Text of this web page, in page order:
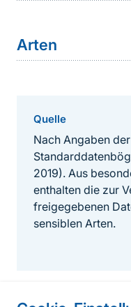
Arten
Quelle
Nach Angaben
2019). Aus
enthalten die zur
freigegebenen
sensiblen Arten.